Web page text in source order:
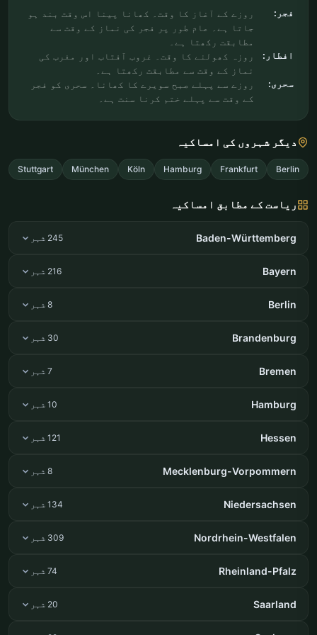
فجر:
روزے کے آغاز کا وقت۔ کھانا پینا اس وقت بند ہو
جاتا ہے۔ عام طور پر فجر کی نماز کے وقت سے
مطابقت رکھتا ہے۔
افطار:
روزہ کھولنے کا وقت۔ غروب آفتاب اور مغرب کی
نماز کے وقت سے مطابقت رکھتا ہے۔
سحری:
روزے سے پہلے صبح سویرے کا کھانا۔ سحری کو فجر
کے وقت سے پہلے ختم کرنا سنت ہے۔
دیگر شہروں کی امساکیہ
Berlin
Frankfurt
Hamburg
Köln
München
Stuttgart
ریاست کے مطابق امساکیہ
Baden-Württemberg 245 شہر
Bayern 216 شہر
Berlin 8 شہر
Brandenburg 30 شہر
Bremen 7 شہر
Hamburg 10 شہر
Hessen 121 شہر
Mecklenburg-Vorpommern 8 شہر
Niedersachsen 134 شہر
Nordrhein-Westfalen 309 شہر
Rheinland-Pfalz 74 شہر
Saarland 20 شہر